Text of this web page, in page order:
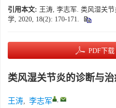
引用本文: 王涛, 李志军. 类风湿关
学, 2020, 18(2): 170-171.
PDF下载
类风湿关节炎的诊断与治
王涛, 李志军 ,